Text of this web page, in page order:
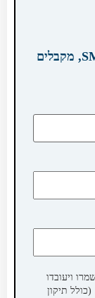
מילוי פרטים מהיר עם אימות בקוד SMS, מקבלים
ויעובדו
בהתאם לחוק הגנת הפרטיות, התשמ"א–1981 (כולל תיקון